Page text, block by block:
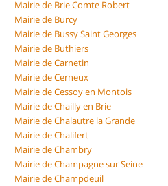
Mairie de Brie Comte Robert
Mairie de Burcy
Mairie de Bussy Saint Georges
Mairie de Buthiers
Mairie de Carnetin
Mairie de Cerneux
Mairie de Cessoy en Montois
Mairie de Chailly en Brie
Mairie de Chalautre la Grande
Mairie de Chalifert
Mairie de Chambry
Mairie de Champagne sur Seine
Mairie de Champdeuil